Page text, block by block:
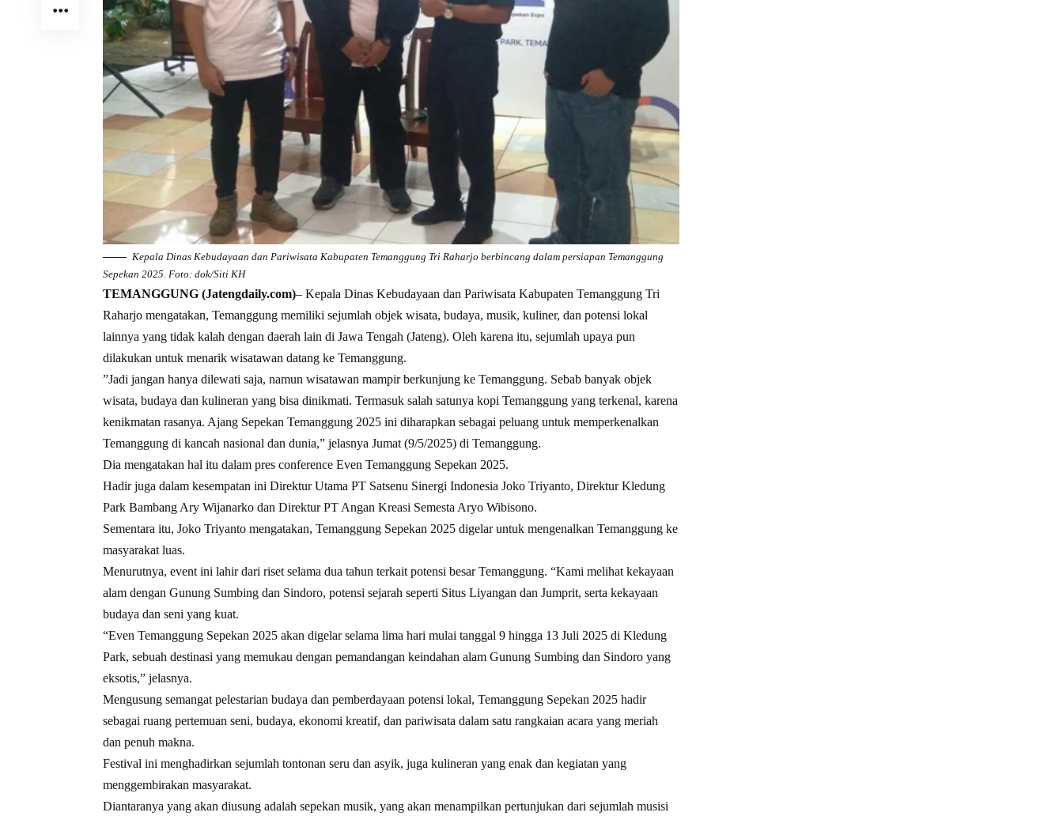
Kepala Dinas Kebudayaan dan Pariwisata Kabupaten Temanggung Tri Raharjo berbincang dalam persiapan Temanggung
Sepekan 2025. Foto: dok/Siti KH
TEMANGGUNG (Jatengdaily.com)– Kepala Dinas Kebudayaan dan Pariwisata Kabupaten Temanggung Tri
Raharjo mengatakan, Temanggung memiliki sejumlah objek wisata, budaya, musik, kuliner, dan potensi lokal
lainnya yang tidak kalah dengan daerah lain di Jawa Tengah (Jateng). Oleh karena itu, sejumlah upaya pun
dilakukan untuk menarik wisatawan datang ke Temanggung.
”Jadi jangan hanya dilewati saja, namun wisatawan mampir berkunjung ke Temanggung. Sebab banyak objek
wisata, budaya dan kulineran yang bisa dinikmati. Termasuk salah satunya kopi Temanggung yang terkenal, karena
kenikmatan rasanya. Ajang Sepekan Temanggung 2025 ini diharapkan sebagai peluang untuk memperkenalkan
Temanggung di kancah nasional dan dunia,” jelasnya Jumat (9/5/2025) di Temanggung.
Dia mengatakan hal itu dalam pres conference Even Temanggung Sepekan 2025.
Hadir juga dalam kesempatan ini Direktur Utama PT Satsenu Sinergi Indonesia Joko Triyanto, Direktur Kledung
Park Bambang Ary Wijanarko dan Direktur PT Angan Kreasi Semesta Aryo Wibisono.
Sementara itu, Joko Triyanto mengatakan, Temanggung Sepekan 2025 digelar untuk mengenalkan Temanggung ke
masyarakat luas.
Menurutnya, event ini lahir dari riset selama dua tahun terkait potensi besar Temanggung. “Kami melihat kekayaan
alam dengan Gunung Sumbing dan Sindoro, potensi sejarah seperti Situs Liyangan dan Jumprit, serta kekayaan
budaya dan seni yang kuat.
“Even Temanggung Sepekan 2025 akan digelar selama lima hari mulai tanggal 9 hingga 13 Juli 2025 di Kledung
Park, sebuah destinasi yang memukau dengan pemandangan keindahan alam Gunung Sumbing dan Sindoro yang
eksotis,” jelasnya.
Mengusung semangat pelestarian budaya dan pemberdayaan potensi lokal, Temanggung Sepekan 2025 hadir
sebagai ruang pertemuan seni, budaya, ekonomi kreatif, dan pariwisata dalam satu rangkaian acara yang meriah
dan penuh makna.
Festival ini menghadirkan sejumlah tontonan seru dan asyik, juga kulineran yang enak dan kegiatan yang
menggembirakan masyarakat.
Diantaranya yang akan diusung adalah sepekan musik, yang akan menampilkan pertunjukan dari sejumlah musisi